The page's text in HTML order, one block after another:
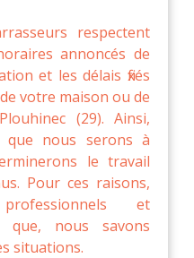
respectent
annoncés de
et les délais fixés
votre maison ou de
(29). Ainsi,
que nous serons à
le travail
Pour ces raisons,
et
que, nous savons
situations.